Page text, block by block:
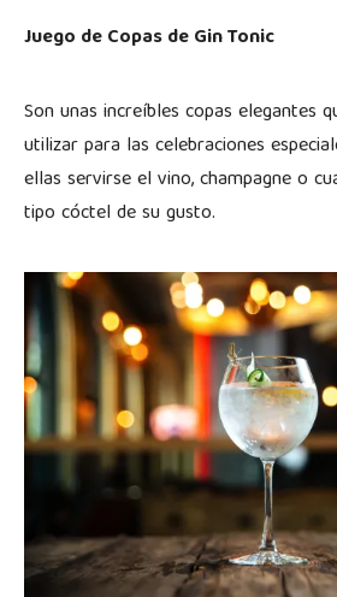
Juego de Copas de Gin Tonic
Son unas increíbles copas elegantes
utilizar para las celebraciones
ellas servirse el vino, champagne o
tipo cóctel de su gusto.